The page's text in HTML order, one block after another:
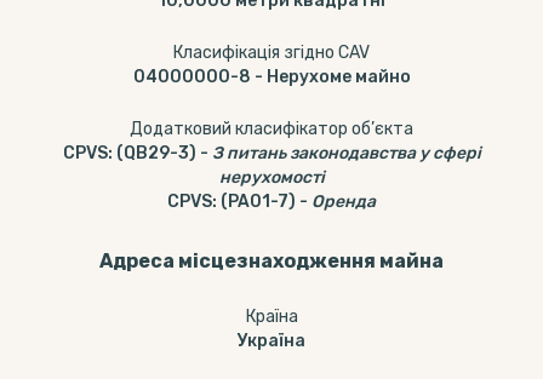
Класифікація згідно CAV
04000000-8 - Нерухоме майно
Додатковий класифікатор об’єкта
CPVS: (QB29-3) - З питань законодавства у сфері
нерухомості
CPVS: (PA01-7) - Оренда
Адреса місцезнаходження майна
Країна
Україна